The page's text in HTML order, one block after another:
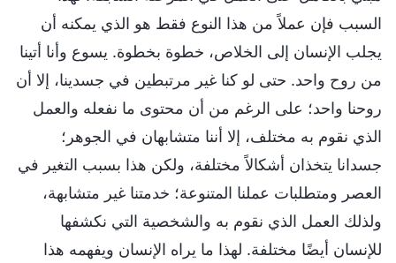
السبب فإن عملاً من هذا النوع فقط هو الذي يمكنه أن
يجلب الإنسان إلى الخلاص، خطوة بخطوة. يسوع وأنا أتينا
من روح واحد. حتى لو كنا غير مرتبطين في جسدينا، إلا أن
روحنا واحد؛ على الرغم من أن محتوى ما نفعله والعمل
الذي نقوم به مختلف، إلا أننا متشابهان في الجوهر؛
جسدانا يتخذان أشكالاً مختلفة، ولكن هذا بسبب التغير في
العصر ومتطلبات عملنا المتنوعة؛ خدمتنا غير متشابهة،
ولذلك العمل الذي نقوم به والشخصية التي نكشفها
للإنسان أيضًا مختلفة. لهذا ما يراه الإنسان ويفهمه هذا